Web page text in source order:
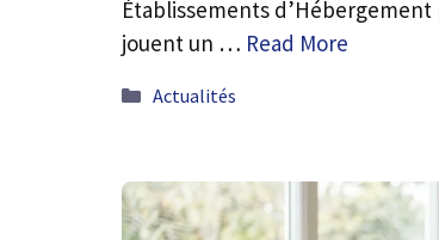
Établissements d’Hébergement
jouent un … Read More
Catégories
Actualités